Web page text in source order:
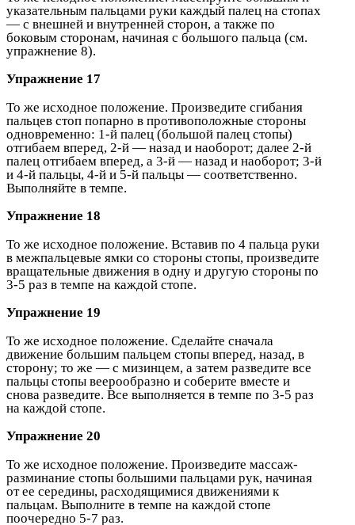
указательным пальцами руки каждый палец на стопах
— с внешней и внутренней сторон, а также по
боковым сторонам, начиная с большого пальца (см.
упражнение 8).
Упражнение 17
То же исходное положение. Произведите сгибания
пальцев стоп попарно в противоположные стороны
одновременно: 1-й палец (большой палец стопы)
отгибаем вперед, 2-й — назад и наоборот; далее 2-й
палец отгибаем вперед, а 3-й — назад и наоборот; 3-й
и 4-й пальцы, 4-й и 5-й пальцы — соответственно.
Выполняйте в темпе.
Упражнение 18
То же исходное положение. Вставив по 4 пальца руки
в межпальцевые ямки со стороны стопы, произведите
вращательные движения в одну и другую стороны по
3-5 раз в темпе на каждой стопе.
Упражнение 19
То же исходное положение. Сделайте сначала
движение большим пальцем стопы вперед, назад, в
сторону; то же — с мизинцем, а затем разведите все
пальцы стопы веерообразно и соберите вместе и
снова разведите. Все выполняется в темпе по 3-5 раз
на каждой стопе.
Упражнение 20
То же исходное положение. Произведите массаж-
разминание стопы большими пальцами рук, начиная
от ее середины, расходящимися движениями к
пальцам. Выполните в темпе на каждой стопе
поочередно 5-7 раз.